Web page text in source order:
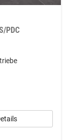
PDC